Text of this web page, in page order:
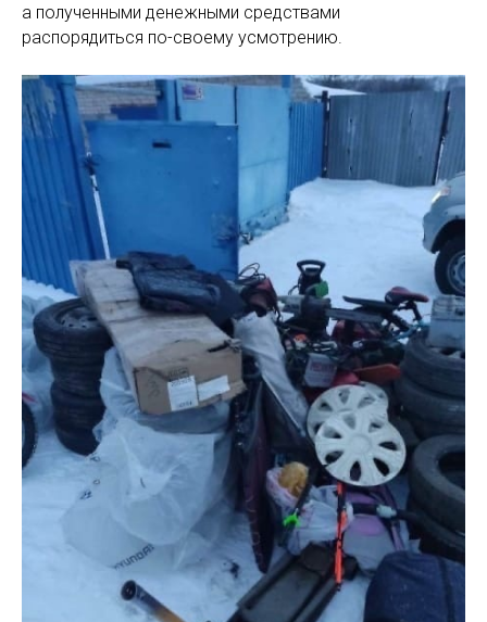
а полученными денежными средствами
распорядиться по-своему усмотрению.